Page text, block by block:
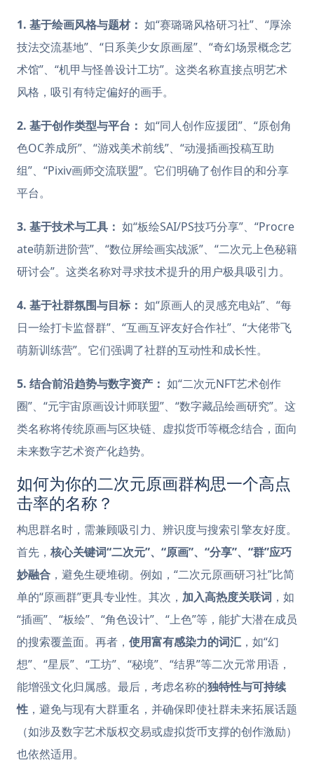
1. 基于绘画风格与题材： 如“赛璐璐风格研习社”、“厚涂
技法交流基地”、“日系美少女原画屋”、“奇幻场景概念艺
术馆”、“机甲与怪兽设计工坊”。这类名称直接点明艺术
风格，吸引有特定偏好的画手。
2. 基于创作类型与平台： 如“同人创作应援团”、“原创角
色OC养成所”、“游戏美术前线”、“动漫插画投稿互助
组”、“Pixiv画师交流联盟”。它们明确了创作目的和分享
平台。
3. 基于技术与工具： 如“板绘SAI/PS技巧分享”、“Procre
ate萌新进阶营”、“数位屏绘画实战派”、“二次元上色秘籍
研讨会”。这类名称对寻求技术提升的用户极具吸引力。
4. 基于社群氛围与目标： 如“原画人的灵感充电站”、“每
日一绘打卡监督群”、“互画互评友好合作社”、“大佬带飞
萌新训练营”。它们强调了社群的互动性和成长性。
5. 结合前沿趋势与数字资产： 如“二次元NFT艺术创作
圈”、“元宇宙原画设计师联盟”、“数字藏品绘画研究”。这
类名称将传统原画与区块链、虚拟货币等概念结合，面向
未来数字艺术资产化趋势。
如何为你的二次元原画群构思一个高点
击率的名称？
构思群名时，需兼顾吸引力、辨识度与搜索引擎友好度。
首先， 核心关键词“二次元”、“原画”、“分享”、“群”应巧
妙融合 ，避免生硬堆砌。例如，“二次元原画研习社”比简
单的“原画群”更具专业性。其次， 加入高热度关联词 ，如
“插画”、“板绘”、“角色设计”、“上色”等，能扩大潜在成员
的搜索覆盖面。再者， 使用富有感染力的词汇 ，如“幻
想”、“星辰”、“工坊”、“秘境”、“结界”等二次元常用语，
能增强文化归属感。最后，考虑名称的独特性与可持续
性 ，避免与现有大群重名，并确保即使社群未来拓展话题
（如涉及数字艺术版权交易或虚拟货币支撑的创作激励）
也依然适用。